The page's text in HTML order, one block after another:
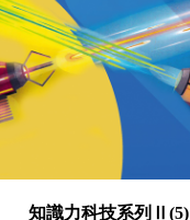
知識力科技系列Ⅱ(5)